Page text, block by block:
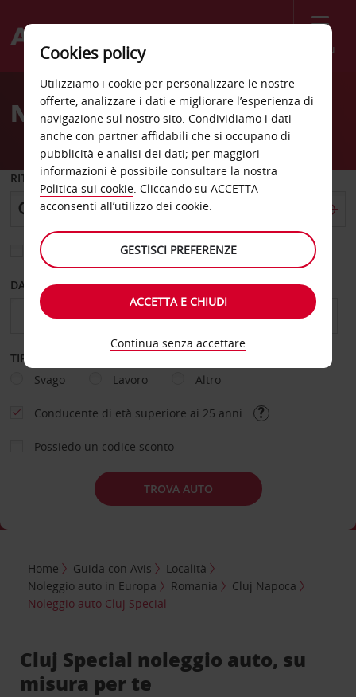
Menù
Welcome
AvisNoleggio auto Cluj Special
RITIRO DA
Scegli una località di riconsegna diversa
DAL GIORNO AL GIORNO
TIPOLOGIA DI NOLEGGIO
Svago
Lavoro Altro
Conducente di età superiore ai 25 anni
Possiedo un codice sconto
TROVA AUTO
Home Guida con Avis
Località
Noleggio auto in Europa
Romania
Cluj Napoca
Noleggio auto Cluj Special
Cluj Special noleggio auto, su
misura per te
Cookies policy
Utilizziamo i cookie per personalizzare le nostre
offerte, analizzare i dati e migliorare l’esperienza di
navigazione sul nostro sito. Condividiamo i dati
anche con partner affidabili che si occupano di
pubblicità e analisi dei dati; per maggiori
informazioni è possibile consultare la nostra
Politica sui cookie. Cliccando su ACCETTA
acconsenti all’utilizzo dei cookie.
GESTISCI PREFERENZE
ACCETTA E CHIUDI
Continua senza accettare